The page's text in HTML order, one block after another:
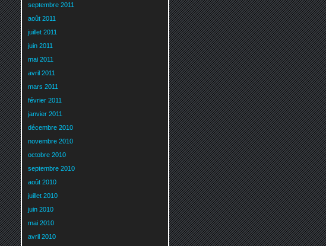
septembre 2011
août 2011
juillet 2011
juin 2011
mai 2011
avril 2011
mars 2011
février 2011
janvier 2011
décembre 2010
novembre 2010
octobre 2010
septembre 2010
août 2010
juillet 2010
juin 2010
mai 2010
avril 2010